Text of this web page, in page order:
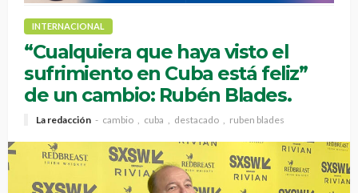
INTERNACIONAL
“Cualquiera que haya visto el
sufrimiento en Cuba está feliz”
de un cambio: Rubén Blades.
La redacción cambio cuba destacado ruben blades